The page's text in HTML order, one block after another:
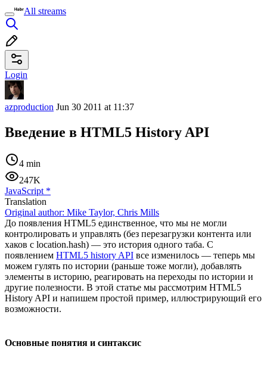
All streams
Login
azproduction Jun 30 2011 at 11:37
Введение в HTML5 History API
4 min
247K
JavaScript *
Translation
Original author: Mike Taylor, Chris Mills
До появления HTML5 единственное, что мы не могли
контролировать и управлять (без перезагрузки контента или
хаков с location.hash) — это история одного таба. С
появлением HTML5 history API все изменилось — теперь мы
можем гулять по истории (раньше тоже могли), добавлять
элементы в историю, реагировать на переходы по истории и
другие полезности. В этой статье мы рассмотрим HTML5
History API и напишем простой пример, иллюстрирующий его
возможности.
Основные понятия и синтаксис